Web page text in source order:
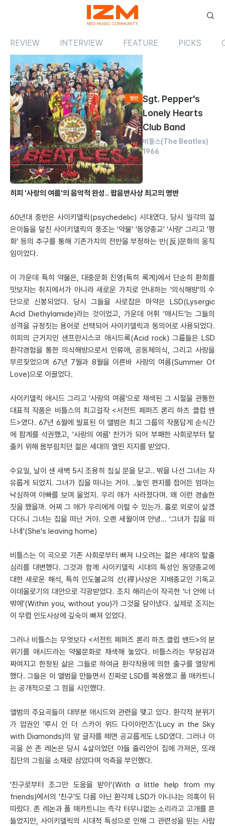
REVIEW INTERVIEW FEATURE PICKS
Review 앨범 해외
Sgt. Pepper's
Lonely Hearts
Club Band
비틀스(The Beatles)
1966
by 임진모 2001.02.01
히피 '사랑의 여름'의 음악적 완성.. 팝음반사상 최고의 명반
60년대 중반은 사이키델릭(psychedelic) 시대였다. 당시 일각의 젊
은이들을 덮친 사이키델릭의 풍조는 '약물' '동양종교' '사랑' 그리고 '평
화' 등의 추구를 통해 기존가치의 전반을 부정하는 반(反)문화의 움직
임이었다.
이 가운데 특히 약물은, 대중문화 진영(특히 록계)에서 단순히 환희를
맛보자는 취지에서가 아니라 새로운 가치로 안내하는 '의식해방'의 수
단으로 신봉되었다. 당시 그들을 사로잡은 마약은 LSD(Lysergic
Acid Diethylamide)라는 것이었고, 가운데 어휘 '애시드'는 그들의
성격을 규정짓는 용어로 선택되어 사이키델릭과 동의어로 사용되었다.
히피의 근거지인 샌프란시스코 애시드록(Acid rock) 그룹들은 LSD
환각경험을 통한 의식해방으로서 인류애, 공동체의식, 그리고 사랑을
부르짖었으며 67년 7월과 8월을 이른바 사랑의 여름(Summer Of
Love)으로 이끌었다.
사이키델릭 애시드 그리고 '사랑의 여름'으로 채색된 그 시절을 관통한
대표적 작품은 비틀스의 최고걸작 <서전트 페퍼즈 론리 하츠 클럽 밴
드>였다. 67년 6월에 발표된 이 앨범은 최고 그룹의 작품답게 순식간
에 팝계를 석권했고, '사랑의 여름' 찬가가 되어 부패한 사회로부터 탈
출키 위해 몸부림치던 젊은 세대의 열띤 지지를 받았다.
수요일, 날이 샌 새벽 5시 조용히 침실 문을 닫고.. 밖을 나선 그녀는 자
유롭게 되었지. 그녀가 집을 떠나는 거야. ..놓인 편지를 접어든 엄마는
낙심하여 아빠를 보며 울었지. 우리 애가 사라졌다며. 왜 이런 경솔한
짓을 했을까. 어찌 그 애가 우리에게 이럴 수 있는가. 홀로 외로이 살겠
다더니 그녀는 집을 떠난 거야. 오랜 세월이여 안녕... '그녀가 집을 떠
나네'(She's leaving home)
비틀스는 이 곡으로 기존 사회로부터 빠져 나오려는 젊은 세대의 탈출
심리를 대변했다. 그것과 함께 사이키델릭 시대의 특성인 동양종교에
대한 새로운 해석, 특히 인도불교의 선(禪)사상은 지배종교인 기독교
이데올로기의 대안으로 각광받았다. 조지 해리슨이 작곡한 '너 안에 너
밖에'(Within you, without you)가 그것을 담아냈다. 실제로 조지는
이 무렵 인도사상에 깊숙이 빠져 있었다.
그러나 비틀스는 무엇보다 <서전트 페퍼즈 론리 하츠 클럽 밴드>의 분
위기를 애시드라는 약물문화로 채색해 놓았다. 비틀스라는 부담감과
짜여지고 한정된 삶은 그들로 하여금 환각작용에 의한 출구를 열망케
했다. 그들은 이 앨범을 만들면서 진짜로 LSD를 복용했고 폴 매카트니
는 공개적으로 그 점을 시인했다.
앨범의 주요곡들이 대부분 애시드와 관련을 맺고 있다. 환각적 분위기
가 압권인 '루시 인 더 스카이 위드 다이아먼즈'(Lucy in the Sky
with Diamonds)의 앞 글자를 떼면 공교롭게도 LSD였다. 그러나 이
곡을 쓴 존 레논은 당시 4살이었던 아들 줄리안이 집에 가져온, 또래
집단의 그림을 소재로 삼았다며 억측을 부인했다.
'친구로부터 조그만 도움을 받아'(With a little help from my
friends)에서의 '친구'도 다름 아닌 환각제 LSD가 아니냐는 의혹이 뒤
따랐다. 존 레논과 폴 매카트니는 즉각 터무니없는 소리라고 고개를 흔
들었지만, 사이키델릭의 시대적 특성으로 인해 그 관련성을 믿는 사람